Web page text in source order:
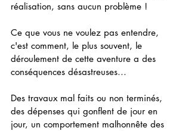
réalisation, sans aucun problème !
Ce que vous ne voulez pas entendre,
c'est comment, le plus souvent, le
déroulement de cette aventure a des
conséquences désastreuses...
Des travaux mal faits ou non terminés,
des dépenses qui gonflent de jour en
jour, un comportement malhonnête des